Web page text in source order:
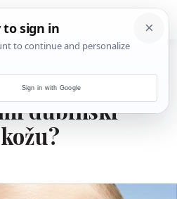
učiniti da bi
dubinski
Sign in with Google